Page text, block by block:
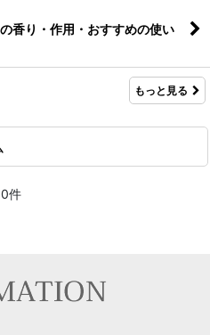
香り・作用・おすすめの使い
もっと見る
0件